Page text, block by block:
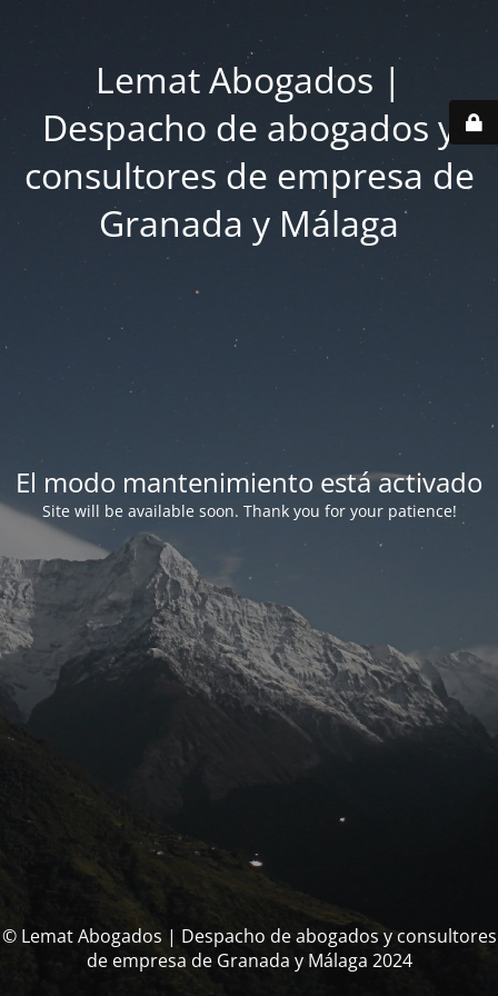
Lemat Abogados |
Despacho de abogados y
consultores de empresa de
Granada y Málaga
El modo mantenimiento está activado
Site will be available soon. Thank you for your patience!
© Lemat Abogados | Despacho de abogados y consultores
de empresa de Granada y Málaga 2024